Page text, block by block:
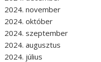
2024. november
2024. október
2024. szeptember
2024. augusztus
2024. július